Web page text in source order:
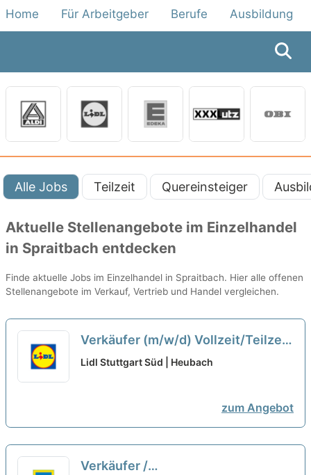
Home Für Arbeitgeber Berufe Ausbildung
Alle Jobs Teilzeit Quereinsteiger
Aktuelle Stellenangebote im Einzelhandel
in Spraitbach entdecken
Finde aktuelle Jobs im Einzelhandel in Spraitbach. Hier alle offenen
Stellenangebote im Verkauf, Vertrieb und Handel vergleichen.
Verkäufer (m/w/d) Vollzeit/Teilzeit
unbefristet neu
Lidl Stuttgart Süd | Heubach
zum Angebot
Verkäufer /